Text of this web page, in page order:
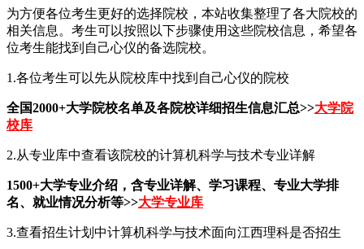
为方便各位考生更好的选择院校，本站收集整理了各大院校的
相关信息。考生可以按照以下步骤使用这些院校信息，希望各
位考生能找到自己心仪的备选院校。
1.各位考生可以先从院校库中找到自己心仪的院校
全国2000+大学院校名单及各院校详细招生信息汇总>>大学院
校库
2.从专业库中查看该院校的计算机科学与技术专业详解
1500+大学专业介绍，含专业详解、学习课程、专业大学排
名、就业情况分析等>>大学专业库
3.查看招生计划中计算机科学与技术面向江西理科是否招生